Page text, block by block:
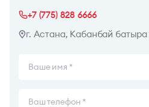
+7 (775) 828 6666
г. Астана, Кабанбай батыра